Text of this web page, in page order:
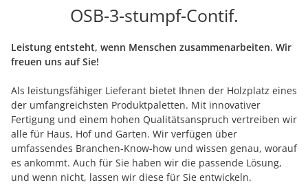
OSB-3-stumpf-Contif.
Leistung entsteht, wenn Menschen zusammenarbeiten. Wir
freuen uns auf Sie!
Als leistungsfähiger Lieferant bietet Ihnen der Holzplatz eines
der umfangreichsten Produktpaletten. Mit innovativer
Fertigung und einem hohen Qualitätsanspruch vertreiben wir
alle für Haus, Hof und Garten. Wir verfügen über
umfassendes Branchen-Know-how und wissen genau, worauf
es ankommt. Auch für Sie haben wir die passende Lösung,
und wenn nicht, lassen wir diese für Sie entwickeln.